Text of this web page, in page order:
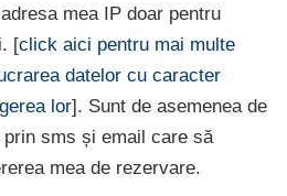
mea IP doar pentru
[click aici pentru mai multe
datelor cu caracter
lor]. Sunt de asemenea de
sms și email care să
mea de rezervare.